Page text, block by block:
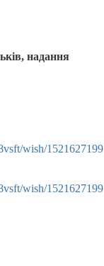
надання
wish/1521627199
wish/1521627199